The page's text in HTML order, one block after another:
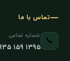
تماس با ما
📞 شماره تماس
۰۹۳۵ ۱۵۹